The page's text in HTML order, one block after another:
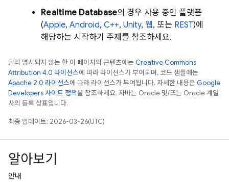
Realtime Database의 경우 사용 중인 플랫폼
(Apple, Android, C++, Unity, 웹, 또는 REST)에
해당하는 시작하기 주제를 참조하세요.
달리 명시되지 않는 한 이 페이지의 콘텐츠에는 Creative Commons
Attribution 4.0 라이선스에 따라 라이선스가 부여되며, 코드 샘플에는
Apache 2.0 라이선스에 따라 라이선스가 부여됩니다. 자세한 내용은 Google
Developers 사이트 정책을 참조하세요. 자바는 Oracle 및/또는 Oracle 계열
사의 등록 상표입니다.
최종 업데이트: 2026-03-26(UTC)
알아보기
안내